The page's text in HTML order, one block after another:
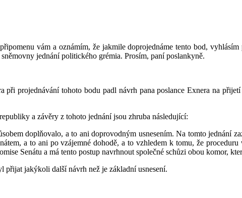
vám a oznámím, že jakmile doprojednáme tento bod,
jednání politického grémia. Prosím, paní poslankyně.
při projednávání tohoto bodu padl návrh pana poslance Exnera na
a závěry z tohoto jednání jsou zhruba následující:
doplňovalo, a to ani doprovodným usnesením. Na tomto jednání
a to ani po vzájemné dohodě, a to vzhledem k tomu, že
Senátu a má tento postup navrhnout společné schůzi obou komor,
přijat jakýkoli další návrh než je základní usnesení.